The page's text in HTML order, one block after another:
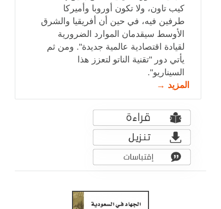
كيب تاون، ولا تكون أوروبا وأميركا
طرفين فيه، في حين أن أفريقيا والشرق
الأوسط سيقدمان الموارد الضرورية
لقيادة اقتصادية عالمية جديدة". ومن ثم
يأتي دور "تقنية الناتو لتعزز هذا
السيناريو".
المزيد →